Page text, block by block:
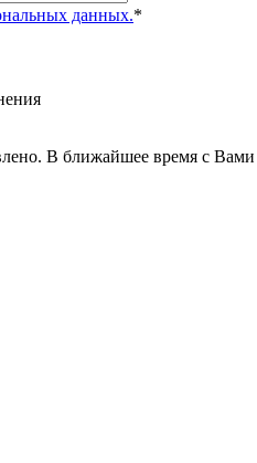
данных.*
В ближайшее время с Вами